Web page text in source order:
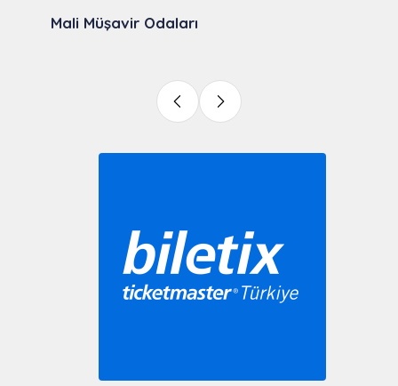
Mali Müşavir Odaları